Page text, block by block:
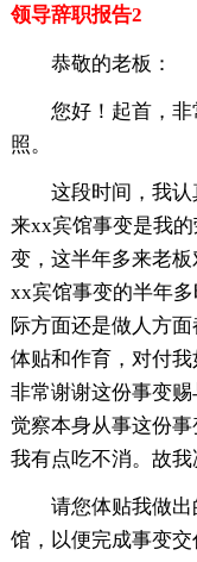
领导辞职报告2
恭敬的老板：
您好！起首，
照。
这段时间，我
来xx宾馆事变是我
变，这半年多来老
xx宾馆事变的半年
际方面还是做人方
体贴和作育，对付我
非常谢谢这份事变
觉察本身从事这份
我有点吃不消。故我
请您体贴我做
馆，以便完成事变